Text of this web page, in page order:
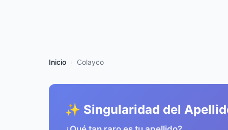
Inicio Colayco
✨ Singularidad del